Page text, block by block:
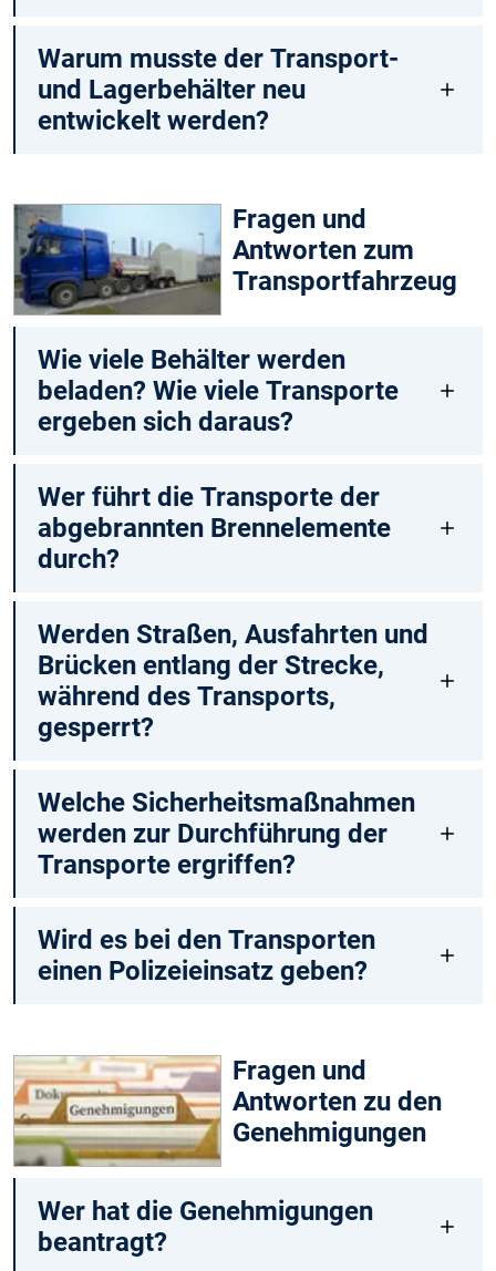
Warum musste der Transport-
und Lagerbehälter neu
entwickelt werden?
Fragen und
Antworten zum
Transportfahrzeug
Wie viele Behälter werden
beladen? Wie viele Transporte
ergeben sich daraus?
Wer führt die Transporte der
abgebrannten Brennelemente
durch?
Werden Straßen, Ausfahrten und
Brücken entlang der Strecke,
während des Transports,
gesperrt?
Welche Sicherheitsmaßnahmen
werden zur Durchführung der
Transporte ergriffen?
Wird es bei den Transporten
einen Polizeieinsatz geben?
Fragen und
Antworten zu den
Genehmigungen
Wer hat die Genehmigungen
beantragt?